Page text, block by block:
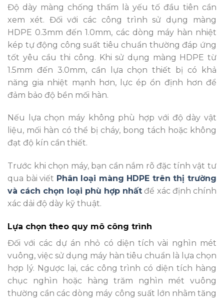
Độ dày màng chống thấm là yếu tố đầu tiên cần
xem xét. Đối với các công trình sử dụng màng
HDPE 0.3mm đến 1.0mm, các dòng máy hàn nhiệt
kép tự động công suất tiêu chuẩn thường đáp ứng
tốt yêu cầu thi công. Khi sử dụng màng HDPE từ
1.5mm đến 3.0mm, cần lựa chọn thiết bị có khả
năng gia nhiệt mạnh hơn, lực ép ổn định hơn để
đảm bảo độ bền mối hàn.
Nếu lựa chọn máy không phù hợp với độ dày vật
liệu, mối hàn có thể bị cháy, bong tách hoặc không
đạt độ kín cần thiết.
Trước khi chọn máy, bạn cần nắm rõ đặc tính vật tư
qua bài viết Phân loại màng HDPE trên thị trường
và cách chọn loại phù hợp nhất để xác định chính
xác dải độ dày kỹ thuật.
Lựa chọn theo quy mô công trình
Đối với các dự án nhỏ có diện tích vài nghìn mét
vuông, việc sử dụng máy hàn tiêu chuẩn là lựa chọn
hợp lý. Ngược lại, các công trình có diện tích hàng
chục nghìn hoặc hàng trăm nghìn mét vuông
thường cần các dòng máy công suất lớn nhằm tăng